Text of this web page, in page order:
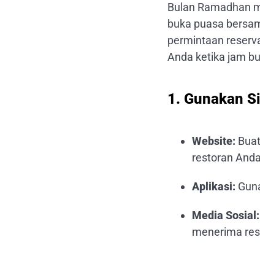
Bulan Ramadhan
buka puasa
permintaan
Anda ketika jam
1. Gunakan
Website:
restoran
Aplikasi:
Media Sosial:
menerima